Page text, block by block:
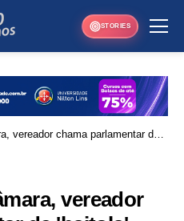
STORIES
vereador chama parlamentar de
vereador